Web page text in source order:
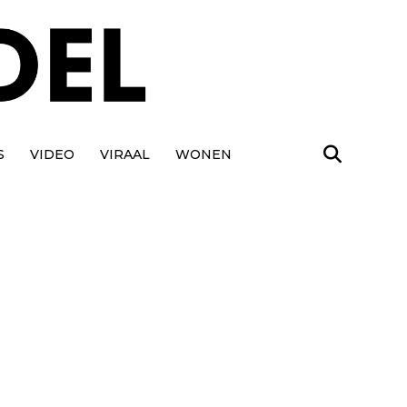
VIDEO VIRAAL WONEN